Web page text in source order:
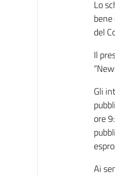
Lo
del
Il
Gli
ore
Ai